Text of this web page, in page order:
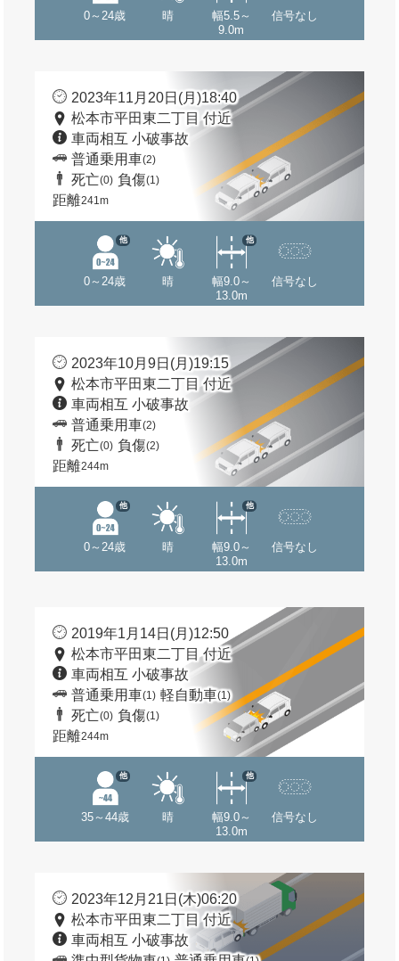
0～24歳 晴
幅5.5～
9.0m
信号なし
2023年11月20日(月)18:40
松本市平田東二丁目 付近
車両相互 小破事故
普通乗用車(2)
死亡(0) 負傷(1)
距離241m
0～24歳
他
晴
幅9.0～
13.0m
他
信号なし
2023年10月9日(月)19:15
松本市平田東二丁目 付近
車両相互 小破事故
普通乗用車(2)
死亡(0) 負傷(2)
距離244m
0～24歳
他
晴
幅9.0～
13.0m
他
信号なし
2019年1月14日(月)12:50
松本市平田東二丁目 付近
車両相互 小破事故
普通乗用車(1) 軽自動車(1)
死亡(0) 負傷(1)
距離244m
35～44歳
他
晴
幅9.0～
13.0m
他
信号なし
2023年12月21日(木)06:20
松本市平田東二丁目 付近
車両相互 小破事故